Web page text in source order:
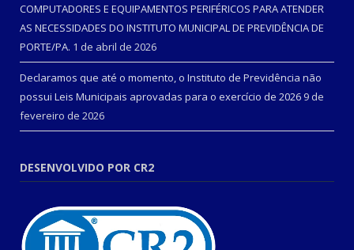
COMPUTADORES E EQUIPAMENTOS PERIFÉRICOS PARA ATENDER
AS NECESSIDADES DO INSTITUTO MUNICIPAL DE PREVIDÊNCIA DE
PORTE/PA. 1 de abril de 2026
Declaramos que até o momento, o Instituto de Previdência não
possui Leis Municipais aprovadas para o exercício de 2026 9 de
fevereiro de 2026
DESENVOLVIDO POR CR2